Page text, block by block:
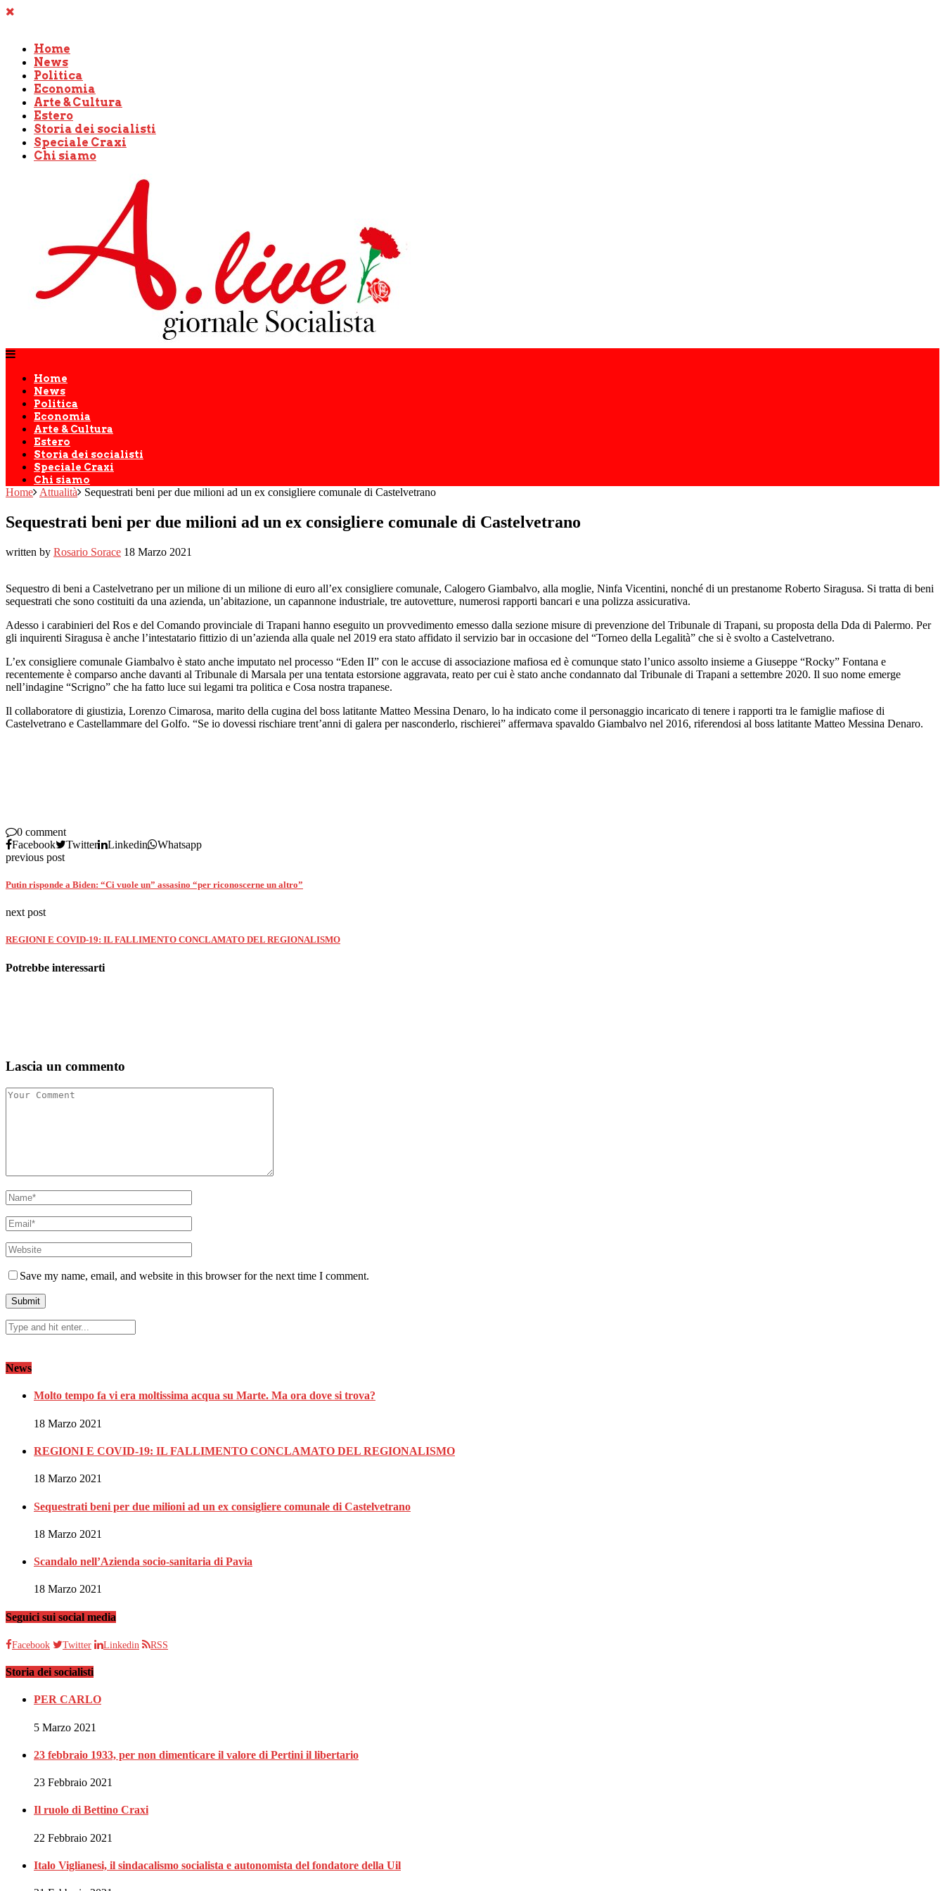
Home
News
Politica
Economia
Arte & Cultura
Estero
Storia dei socialisti
Speciale Craxi
Chi siamo
Home
News
Politica
Economia
Arte & Cultura
Estero
Storia dei socialisti
Speciale Craxi
Chi siamo
Home Attualità Sequestrati beni per due milioni ad un ex consigliere comunale di Castelvetrano
Sequestrati beni per due milioni ad un ex consigliere comunale di Castelvetrano
written by Rosario Sorace 18 Marzo 2021
Sequestro di beni a Castelvetrano per un milione di un milione di euro all’ex consigliere comunale, Calogero Giambalvo, alla moglie, Ninfa Vicentini, nonché di un prestanome Roberto Siragusa. Si tratta di beni
sequestrati che sono costituiti da una azienda, un’abitazione, un capannone industriale, tre autovetture, numerosi rapporti bancari e una polizza assicurativa.
Adesso i carabinieri del Ros e del Comando provinciale di Trapani hanno eseguito un provvedimento emesso dalla sezione misure di prevenzione del Tribunale di Trapani, su proposta della Dda di Palermo. Per
gli inquirenti Siragusa è anche l’intestatario fittizio di un’azienda alla quale nel 2019 era stato affidato il servizio bar in occasione del “Torneo della Legalità” che si è svolto a Castelvetrano.
L’ex consigliere comunale Giambalvo è stato anche imputato nel processo “Eden II” con le accuse di associazione mafiosa ed è comunque stato l’unico assolto insieme a Giuseppe “Rocky” Fontana e
recentemente è comparso anche davanti al Tribunale di Marsala per una tentata estorsione aggravata, reato per cui è stato anche condannato dal Tribunale di Trapani a settembre 2020. Il suo nome emerge
nell’indagine “Scrigno” che ha fatto luce sui legami tra politica e Cosa nostra trapanese.
Il collaboratore di giustizia, Lorenzo Cimarosa, marito della cugina del boss latitante Matteo Messina Denaro, lo ha indicato come il personaggio incaricato di tenere i rapporti tra le famiglie mafiose di
Castelvetrano e Castellammare del Golfo. “Se io dovessi rischiare trent’anni di galera per nasconderlo, rischierei” affermava spavaldo Giambalvo nel 2016, riferendosi al boss latitante Matteo Messina Denaro.
0 comment
Facebook
Twitter Linkedin
Whatsapp
previous post
Putin risponde a Biden: “Ci vuole un” assasino “per riconoscerne un altro”
next post
REGIONI E COVID-19: IL FALLIMENTO CONCLAMATO DEL REGIONALISMO
Potrebbe interessarti
Lascia un commento
Save my name, email, and website in this browser for the next time I comment.
News
Molto tempo fa vi era moltissima acqua su Marte. Ma ora dove si trova?
18 Marzo 2021
REGIONI E COVID-19: IL FALLIMENTO CONCLAMATO DEL REGIONALISMO
18 Marzo 2021
Sequestrati beni per due milioni ad un ex consigliere comunale di Castelvetrano
18 Marzo 2021
Scandalo nell’Azienda socio-sanitaria di Pavia
18 Marzo 2021
Seguici sui social media
Facebook Twitter Linkedin RSS
Storia dei socialisti
PER CARLO
5 Marzo 2021
23 febbraio 1933, per non dimenticare il valore di Pertini il libertario
23 Febbraio 2021
Il ruolo di Bettino Craxi
22 Febbraio 2021
Italo Viglianesi, il sindacalismo socialista e autonomista del fondatore della Uil